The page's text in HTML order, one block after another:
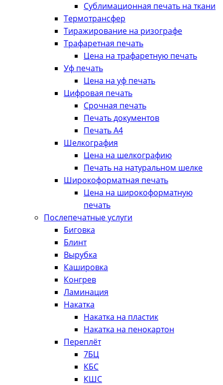
Сублимационная печать на ткани
Термотрансфер
Тиражирование на ризографе
Трафаретная печать
Цена на трафаретную печать
Уф печать
Цена на уф печать
Цифровая печать
Срочная печать
Печать документов
Печать А4
Шелкография
Цена на шелкографию
Печать на натуральном шелке
Широкоформатная печать
Цена на широкоформатную
печать
Послепечатные услуги
Биговка
Блинт
Вырубка
Кашировка
Конгрев
Ламинация
Накатка
Накатка на пластик
Накатка на пенокартон
Переплёт
7БЦ
КБС
КШС